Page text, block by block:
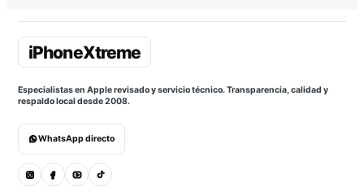
Especialistas en Apple revisado y servicio técnico. Transparencia, calidad y
respaldo local desde 2008.
WhatsApp directo